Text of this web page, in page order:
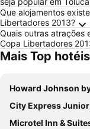
Que alojamentos
Libertadores 2013?
Quais outras atrações
Copa Libertadores
Mais Top hotéis
Howard Johnson by
City Express Junior by Marriott
Microtel Inn & Suites by